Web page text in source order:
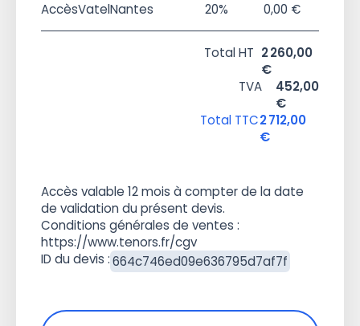
AccèsVatelNantes 20% 0,00 €
Total HT 2 260,00
€
TVA
452,00
€
Total TTC2 712,00
€
Accès valable 12 mois à compter de la date
de validation du présent devis.
Conditions générales de ventes :
https://www.tenors.fr/cgv
ID du devis :664c746ed09e636795d7af7f